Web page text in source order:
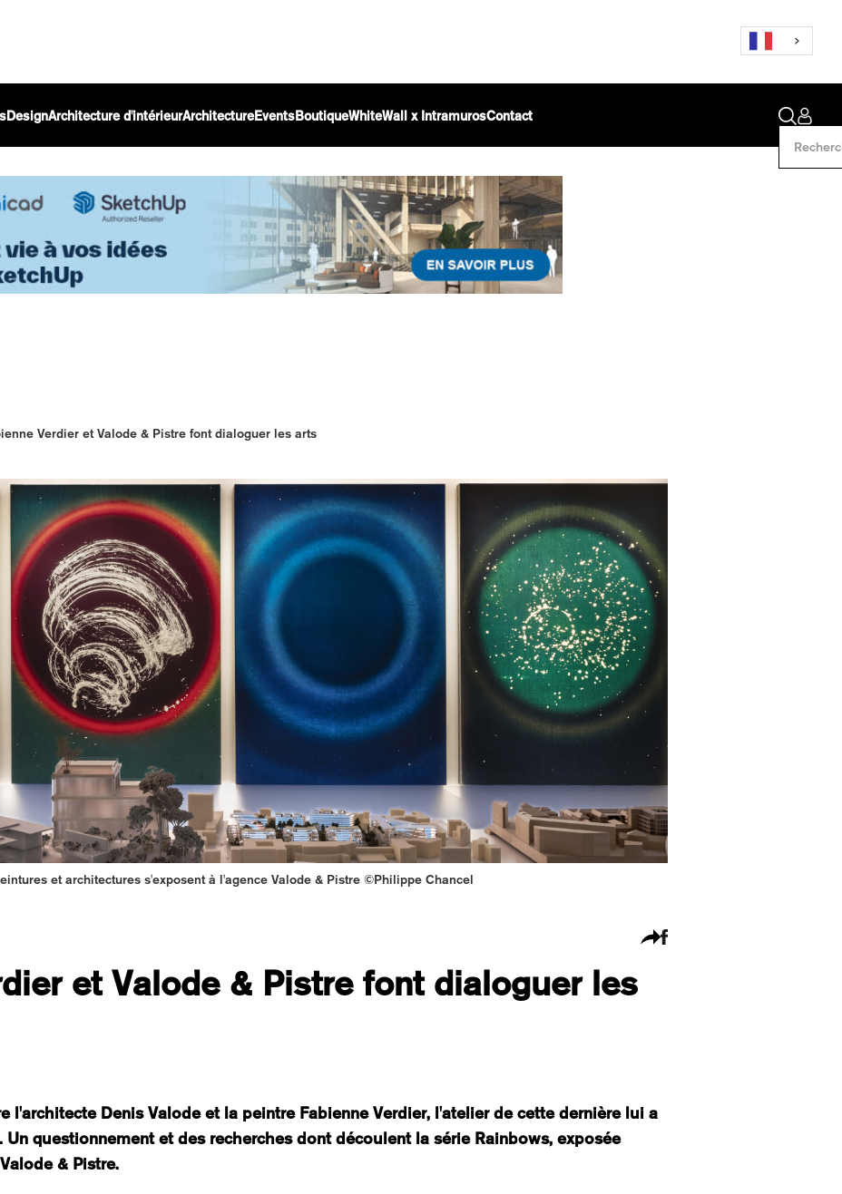
DesignArchitecture d'intérieurArchitectureEventsBoutiqueWhiteWall x IntramurosContact
Verdier et Valode & Pistre font dialoguer les arts
et architectures s'exposent à l'agence Valode & Pistre ©Philippe Chancel
et Valode & Pistre font dialoguer les
l'architecte Denis Valode et la peintre Fabienne Verdier, l'atelier de cette dernière lui a
Un questionnement et des recherches dont découlent la série Rainbows, exposée
& Pistre.